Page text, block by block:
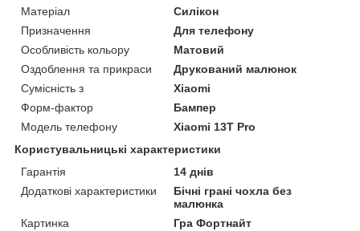
Матеріал
Силікон
Призначення
Для телефону
Особливість кольору
Матовий
Оздоблення та прикраси
Друкований малюнок
Сумісність з
Xiaomi
Форм-фактор
Бампер
Модель телефону
Xiaomi 13T Pro
Користувальницькі характеристики
Гарантія
14 днів
Додаткові характеристики
Бічні грані чохла без
малюнка
Картинка
Гра Фортнайт